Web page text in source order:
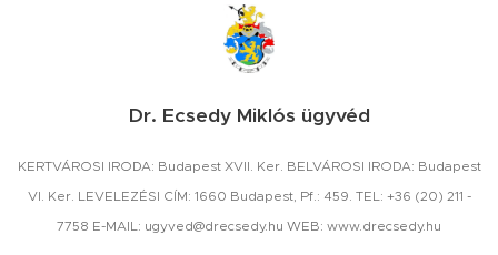
Dr. Ecsedy Miklós ügyvéd
KERTVÁROSI IRODA: Budapest XVII. Ker. BELVÁROSI IRODA: Budapest
VI. Ker. LEVELEZÉSI CÍM: 1660 Budapest, Pf.: 459. TEL: +36 (20) 211 -
7758 E-MAIL: ugyved@drecsedy.hu WEB: www.drecsedy.hu